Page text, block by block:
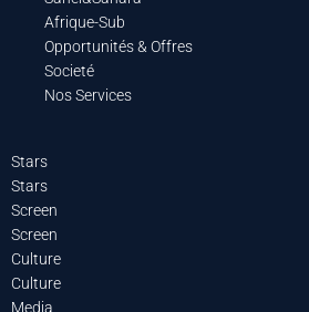
Afrique-Sub
Opportunités & Offres
Societé
Nos Services
Stars
Stars
Screen
Screen
Culture
Culture
Media